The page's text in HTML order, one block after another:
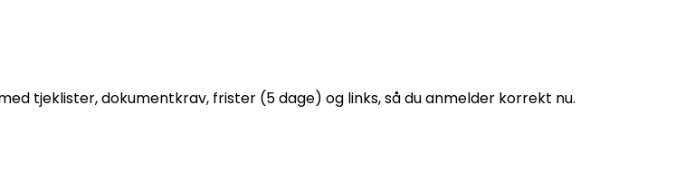
tjeklister, dokumentkrav, frister (5 dage) og links, så du anmelder korrekt nu.